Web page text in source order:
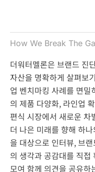
How We Break The
더워터멜론은 브랜드 진
자산을 명확하게 살펴보
업 벤치마킹 사례를 면
의 제품 다양화, 라인업
편식 시장에서 새로운
더 나은 미래를 향해 하
을 대상으로 인터뷰, 브
의 생각과 공감대를 직
모여 함께 의견을 공유하